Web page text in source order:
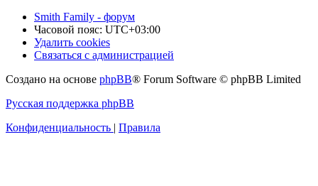
Smith Family - форум
Часовой пояс: UTC+03:00
Удалить cookies
Связаться с администрацией
Создано на основе phpBB® Forum Software © phpBB Limited
Русская поддержка phpBB
Конфиденциальность | Правила